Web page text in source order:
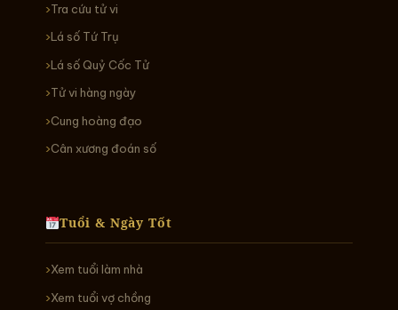
Tra cứu tử vi
Lá số Tứ Trụ
Lá số Quỷ Cốc Tử
Tử vi hàng ngày
Cung hoàng đạo
Cân xương đoán số
Tuổi & Ngày Tốt
Xem tuổi làm nhà
Xem tuổi vợ chồng